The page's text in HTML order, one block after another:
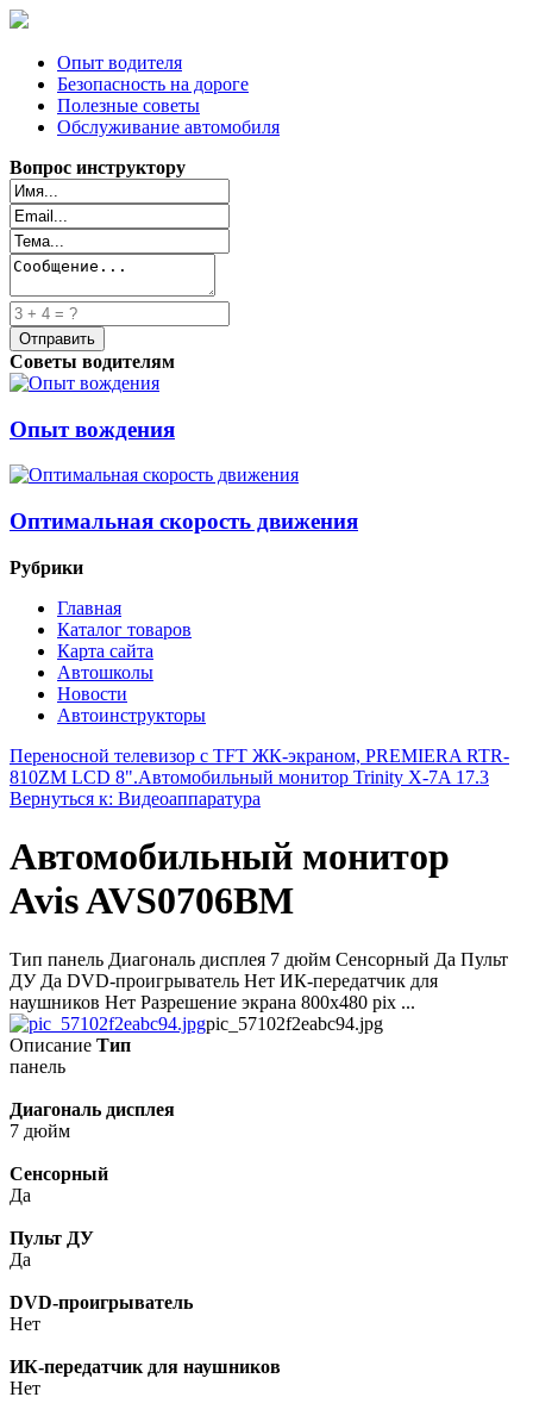
Опыт водителя
Безопасность на дороге
Полезные советы
Обслуживание автомобиля
Вопрос инструктору
Советы водителям
Опыт вождения
Оптимальная скорость движения
Рубрики
Главная
Каталог товаров
Карта сайта
Автошколы
Новости
Автоинструкторы
Переносной телевизор с TFT ЖК-экраном, PREMIERA RTR-
810ZM LCD 8".Автомобильный монитор Trinity X-7A 17.3
Вернуться к: Видеоаппаратура
Автомобильный монитор
Avis AVS0706BM
Тип панель Диагональ дисплея 7 дюйм Сенсорный Да Пульт
ДУ Да DVD-проигрыватель Нет ИК-передатчик для
наушников Нет Разрешение экрана 800x480 pix ...
pic_57102f2eabc94.jpg
Описание Тип
панель
Диагональ дисплея
7 дюйм
Сенсорный
Да
Пульт ДУ
Да
DVD-проигрыватель
Нет
ИК-передатчик для наушников
Нет